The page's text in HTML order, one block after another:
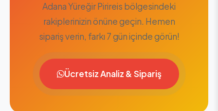
Adana Yüreğir Pirireis bölgesindeki
rakiplerinizin önüne geçin. Hemen
sipariş verin, farkı 7 gün içinde görün!
Ücretsiz Analiz & Sipariş